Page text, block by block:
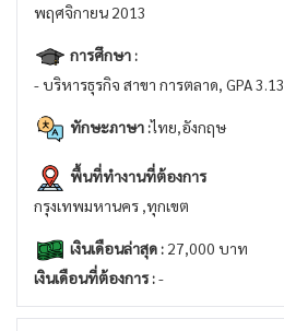
พฤศจิกายน 2013
การศึกษา :
- บริหารธุรกิจ สาขา การตลาด, GPA 3.13
ทักษะภาษา :ไทย,อังกฤษ
พื้นที่ทำงานที่ต้องการ
กรุงเทพมหานคร ,ทุกเขต
เงินเดือนล่าสุด : 27,000 บาท
เงินเดือนที่ต้องการ :-